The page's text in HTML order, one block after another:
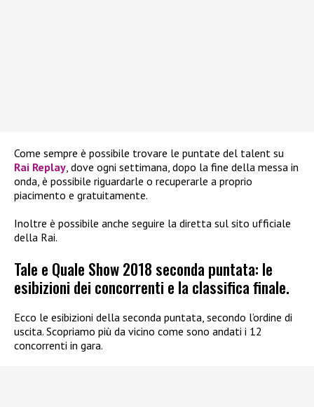
Come sempre è possibile trovare le puntate del talent su
Rai Replay , dove ogni settimana, dopo la fine della messa in
onda, è possibile riguardarle o recuperarle a proprio
piacimento e gratuitamente.
Inoltre è possibile anche seguire la diretta sul sito ufficiale
della Rai.
Tale e Quale Show 2018 seconda puntata: le
esibizioni dei concorrenti e la classifica finale.
Ecco le esibizioni della seconda puntata, secondo l’ordine di
uscita. Scopriamo più da vicino come sono andati i 12
concorrenti in gara.